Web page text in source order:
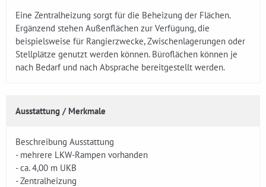
Eine Zentralheizung sorgt für die Beheizung der Flächen.
Ergänzend stehen Außenflächen zur Verfügung, die
beispielsweise für Rangierzwecke, Zwischenlagerungen oder
Stellplätze genutzt werden können. Büroflächen können je
nach Bedarf und nach Absprache bereitgestellt werden.
Ausstattung / Merkmale
Beschreibung Ausstattung
- mehrere LKW-Rampen vorhanden
- ca. 4,00 m UKB
- Zentralheizung